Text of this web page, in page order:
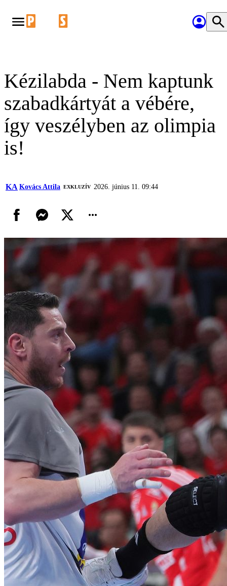
Kézilabda - Nem kaptunk
szabadkártyát a vébére,
így veszélyben az olimpia
is!
KA Kovács Attila EXKLUZÍV 2026. június 11. 09:44